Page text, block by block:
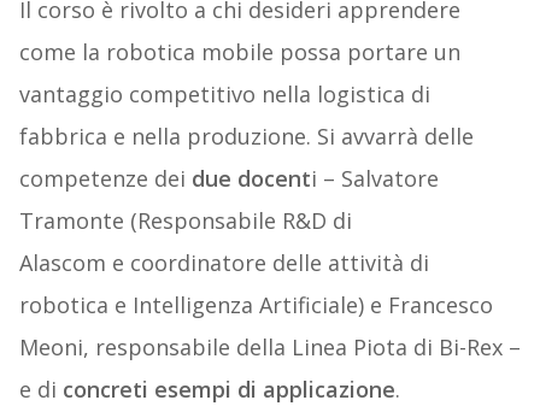
Il corso è rivolto a chi desideri apprendere
come la robotica mobile possa portare un
vantaggio competitivo nella logistica di
fabbrica e nella produzione. Si avvarrà delle
competenze dei due docenti – Salvatore
Tramonte (Responsabile R&D di
Alascom e coordinatore delle attività di
robotica e Intelligenza Artificiale) e Francesco
Meoni, responsabile della Linea Piota di Bi-Rex –
e di concreti esempi di applicazione.